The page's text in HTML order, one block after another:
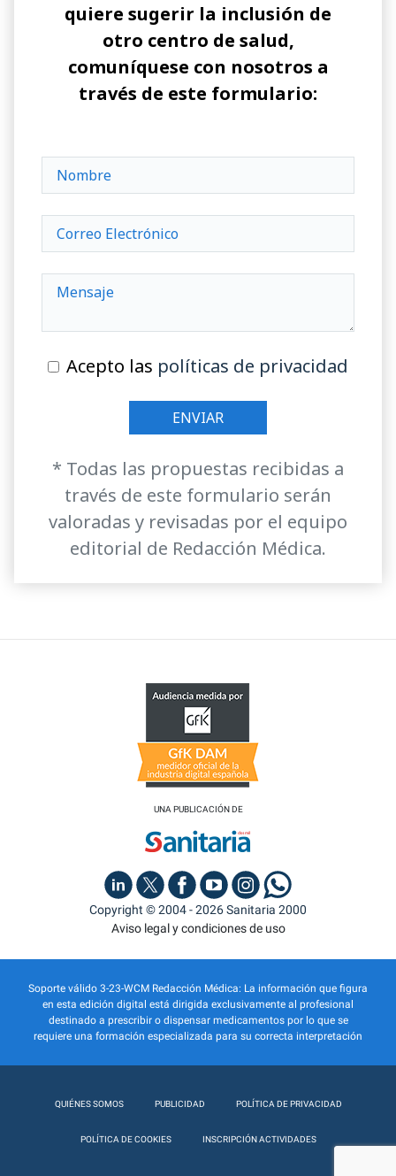
quiere sugerir la inclusión de
otro centro de salud,
comuníquese con nosotros a
través de este formulario:
Acepto las políticas de privacidad
* Todas las propuestas recibidas a
través de este formulario serán
valoradas y revisadas por el equipo
editorial de Redacción Médica.
UNA PUBLICACIÓN DE
Copyright © 2004 - 2026 Sanitaria 2000
Aviso legal y condiciones de uso
Soporte válido 3-23-WCM Redacción Médica: La información que figura
en esta edición digital está dirigida exclusivamente al profesional
destinado a prescribir o dispensar medicamentos por lo que se
requiere una formación especializada para su correcta interpretación
QUIÉNES SOMOS PUBLICIDAD POLÍTICA DE PRIVACIDAD
POLÍTICA DE COOKIES INSCRIPCIÓN ACTIVIDADES